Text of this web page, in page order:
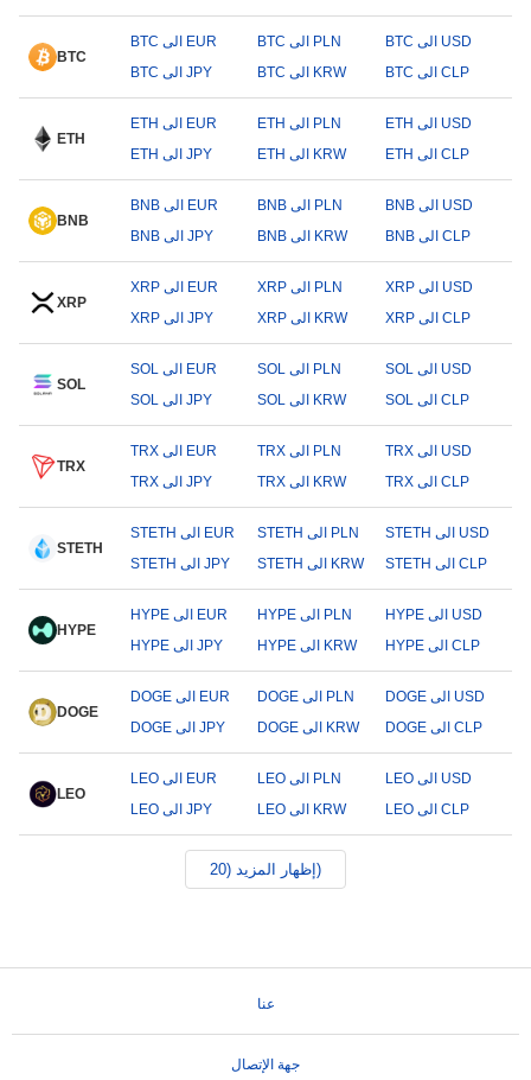
BTC
BTC الى EUR BTC الى PLN
BTC الى USD
BTC الى JPY
BTC الى KRW BTC الى CLP
ETH
ETH الى EUR ETH الى PLN
ETH الى USD
ETH الى JPY
ETH الى KRW ETH الى CLP
BNB
BNB الى EUR BNB الى PLN
BNB الى USD
BNB الى JPY
BNB الى KRW BNB الى CLP
XRP
XRP الى EUR XRP الى PLN
XRP الى USD
XRP الى JPY
XRP الى KRW XRP الى CLP
SOL
SOL الى EUR SOL الى PLN
SOL الى USD
SOL الى JPY
SOL الى KRW SOL الى CLP
TRX
TRX الى EUR TRX الى PLN
TRX الى USD
TRX الى JPY
TRX الى KRW TRX الى CLP
STETH
STETH الى EUR STETH الى PLN
STETH الى USD
STETH الى JPY
STETH الى KRW STETH الى CLP
HYPE
HYPE الى EUR HYPE الى PLN
HYPE الى USD
HYPE الى JPY
HYPE الى KRW HYPE الى CLP
DOGE
DOGE الى EUR DOGE الى PLN
DOGE الى USD
DOGE الى JPY
DOGE الى KRW DOGE الى CLP
LEO
LEO الى EUR LEO الى PLN
LEO الى USD
LEO الى JPY
LEO الى KRW LEO الى CLP
إظهار المزيد (20)
عنا
جهة الإتصال